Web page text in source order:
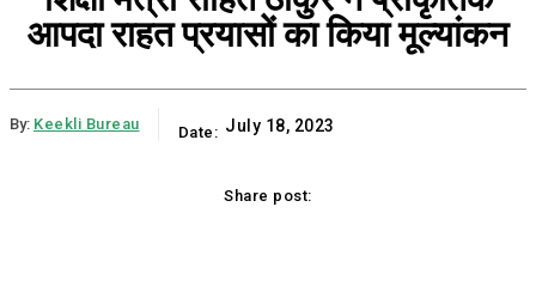
आपदा राहत प्रयासों का किया मूल्यांकन
By: Keekli Bureau Date: July 18, 2023
Share post: